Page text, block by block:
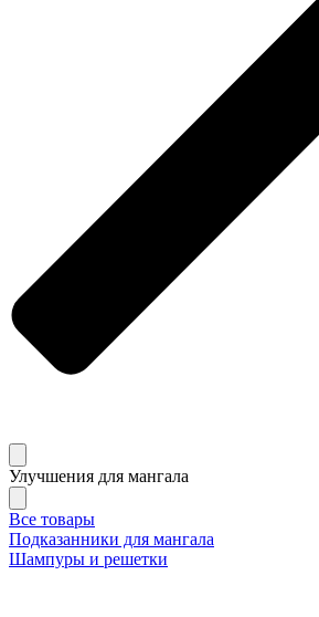
Улучшения для мангала
Все товары
Подказанники для мангала
Шампуры и решетки